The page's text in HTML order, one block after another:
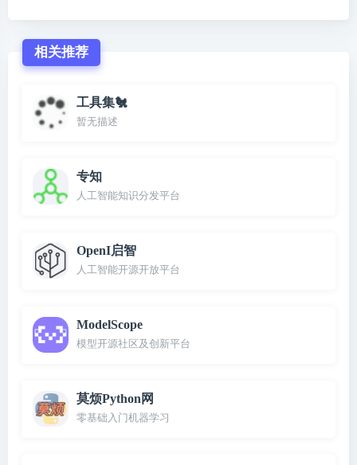
相关推荐
工具集🐔
暂无描述
专知
人工智能知识分发平台
OpenI启智
人工智能开源开放平台
ModelScope
模型开源社区及创新平台
莫烦Python网
零基础入门机器学习